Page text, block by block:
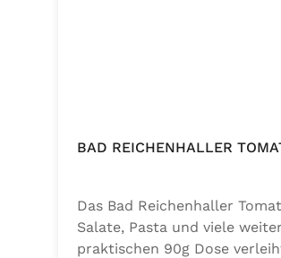
BAD REICHENHALLER
Das Bad Reichenhaller
Salate, Pasta und viele
praktischen 90g Dose